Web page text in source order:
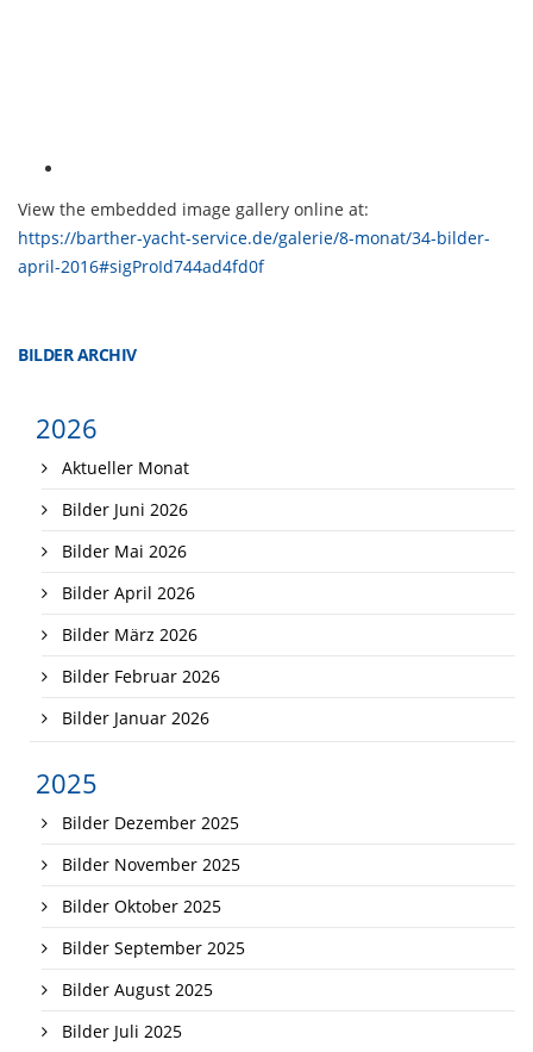
View the embedded image gallery online at:
https://barther-yacht-service.de/galerie/8-monat/34-bilder-
april-2016#sigProId744ad4fd0f
BILDER ARCHIV
2026
Aktueller Monat
Bilder Juni 2026
Bilder Mai 2026
Bilder April 2026
Bilder März 2026
Bilder Februar 2026
Bilder Januar 2026
2025
Bilder Dezember 2025
Bilder November 2025
Bilder Oktober 2025
Bilder September 2025
Bilder August 2025
Bilder Juli 2025